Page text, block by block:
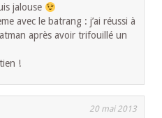
jalouse
avec le batrang : j’ai réussi à
après avoir trifouillé un
!
20 mai 2013